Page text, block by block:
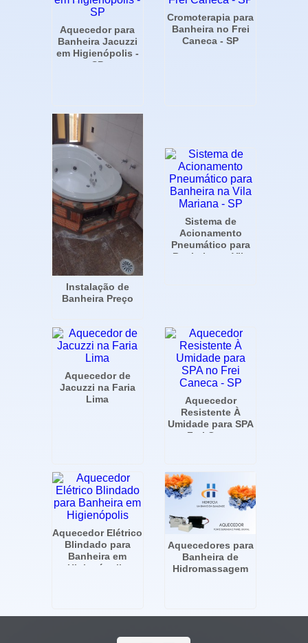
Aquecedor para
Banheira Jacuzzi
em Higienópolis -
SP
Cromoterapia para
Banheira no Frei
Caneca - SP
Instalação de
Banheira Preço
Sistema de
Acionamento
Pneumático para
Banheira na Vila
Aquecedor de
Jacuzzi na Faria
Lima
Aquecedor
Resistente À
Umidade para SPA
no Frei Caneca -
Aquecedor Elétrico
Blindado para
Banheira em
Higienópolis
Aquecedores para
Banheira de
Hidromassagem